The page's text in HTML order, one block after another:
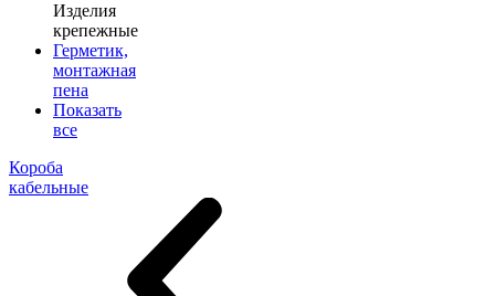
Изделия
крепежные
Герметик,
монтажная
пена
Показать
все
Короба
кабельные